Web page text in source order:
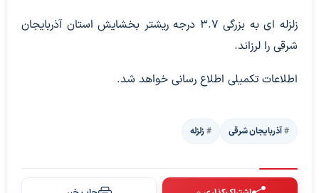
زلزله ای به بزرگی ۳.۷ درجه ریشتر بخشایش استان آذربایجان
شرقی را لرزاند.
اطلاعات تکمیلی اطلاع رسانی خواهد شد.
آذربایجان شرقی زلزله